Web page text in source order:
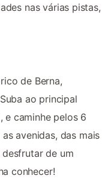
nas várias pistas,
de Berna,
ao principal
e caminhe pelos 6
avenidas, das mais
desfrutar de um
conhecer!